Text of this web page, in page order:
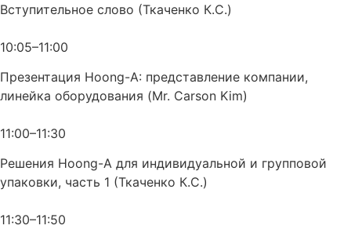
Вступительное слово (Ткаченко К.С.)
10:05–11:00
Презентация Hoong-A: представление компании,
линейка оборудования (Mr. Carson Kim)
11:00–11:30
Решения Hoong-A для индивидуальной и групповой
упаковки, часть 1 (Ткаченко К.С.)
11:30–11:50